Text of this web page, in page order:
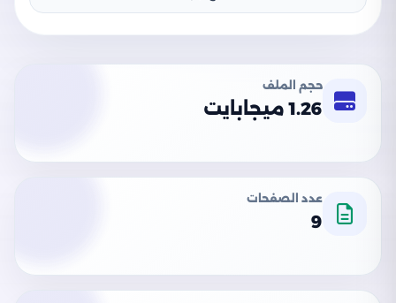
حجم الملف
1.26 ميجابايت
عدد الصفحات
9